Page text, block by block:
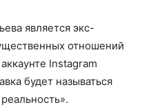
является экс-
отношений
Instagram
будет называться